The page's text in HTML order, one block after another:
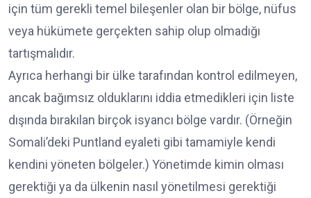
için tüm gerekli temel bileşenler olan bir bölge, nüfus
veya hükümete gerçekten sahip olup olmadığı
tartışmalıdır.
Ayrıca herhangi bir ülke tarafından kontrol edilmeyen,
ancak bağımsız olduklarını iddia etmedikleri için liste
dışında bırakılan birçok isyancı bölge vardır. (Örneğin
Somali’deki Puntland eyaleti gibi tamamiyle kendi
kendini yöneten bölgeler.) Yönetimde kimin olması
gerektiği ya da ülkenin nasıl yönetilmesi gerektiği